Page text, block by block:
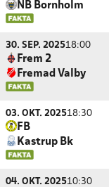
NB Bornholm
30. SEP. 202518:00
Frem 2
Fremad Valby
03. OKT. 202518:30
FB
Kastrup Bk
04. OKT. 202510:30